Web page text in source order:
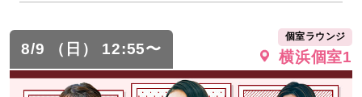
8/9 （日） 12:55〜
個室ラウンジ
横浜個室1